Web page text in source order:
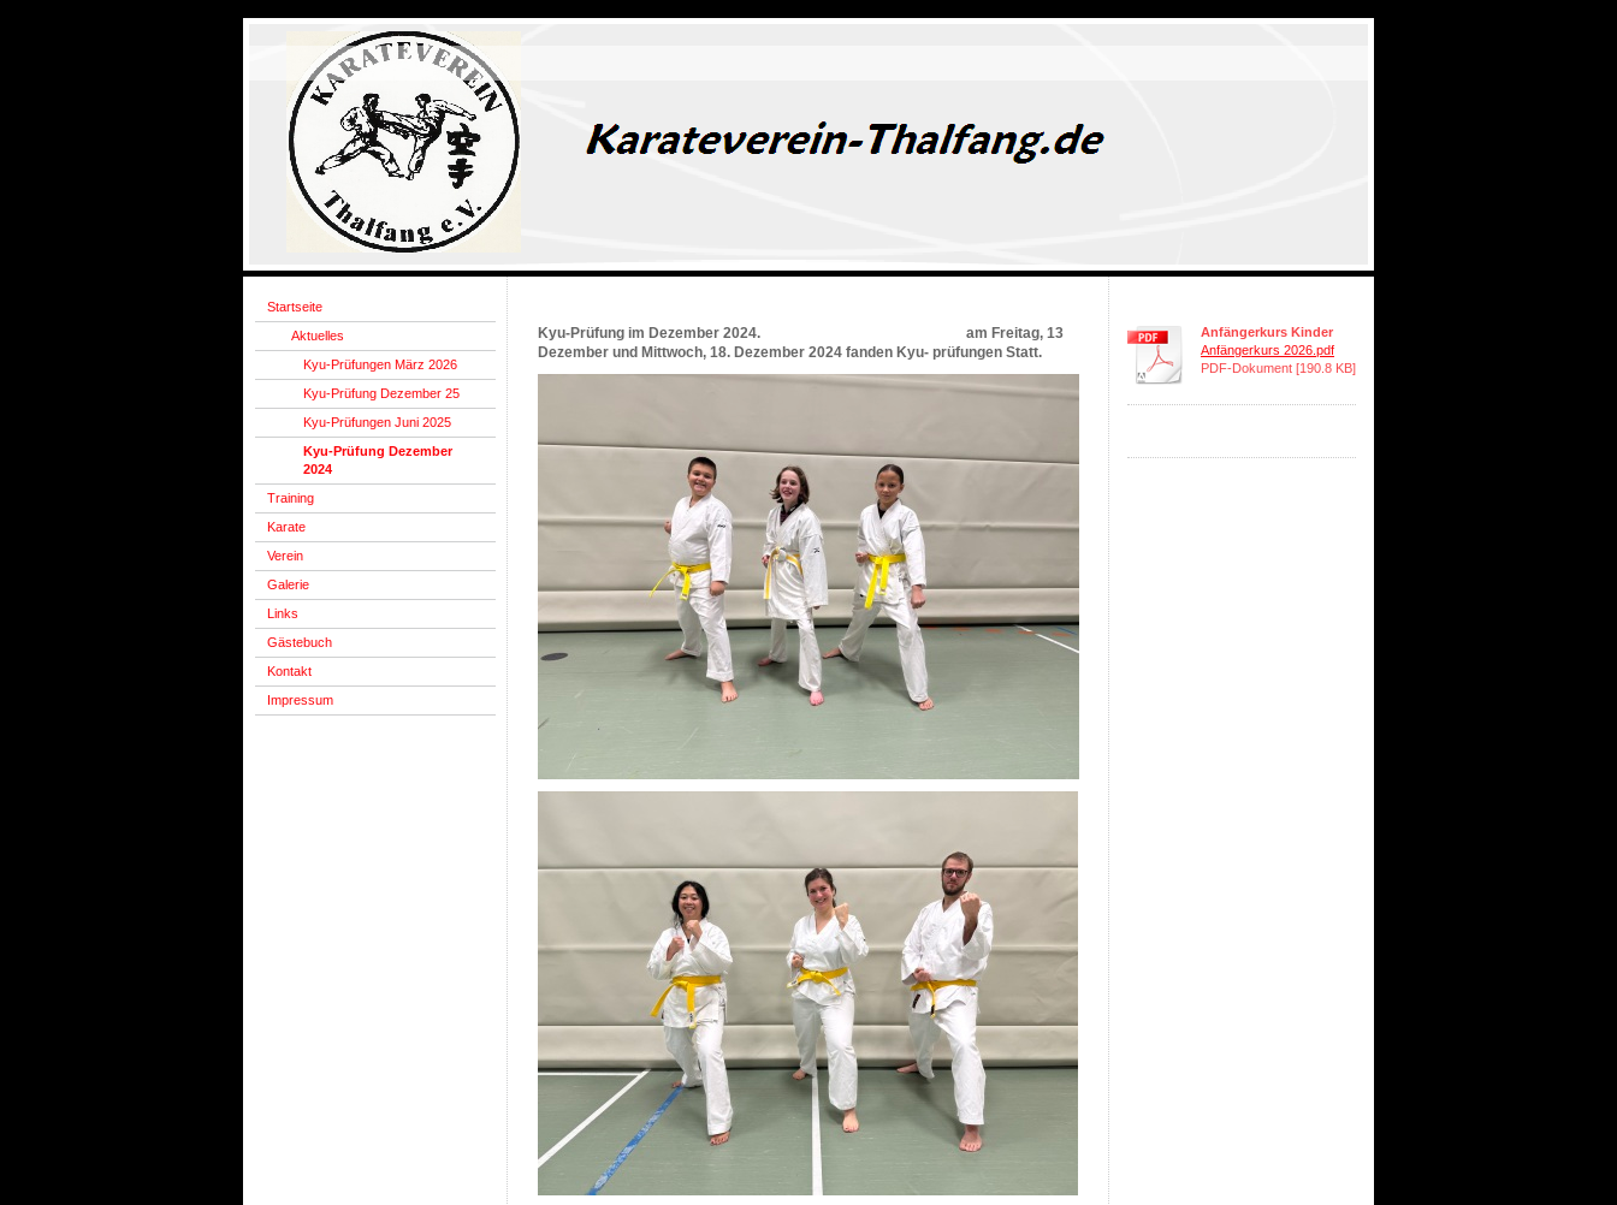
Startseite
Aktuelles
Kyu-Prüfungen März 2026
Kyu-Prüfung Dezember 25
Kyu-Prüfungen Juni 2025
Kyu-Prüfung Dezember
2024
Training
Karate
Verein
Galerie
Links
Gästebuch
Kontakt
Impressum
Kyu-Prüfung im Dezember 2024. am Freitag, 13
Dezember und Mittwoch, 18. Dezember 2024 fanden Kyu- prüfungen Statt.
Anfängerkurs Kinder
Anfängerkurs 2026.pdf
PDF-Dokument [190.8 KB]